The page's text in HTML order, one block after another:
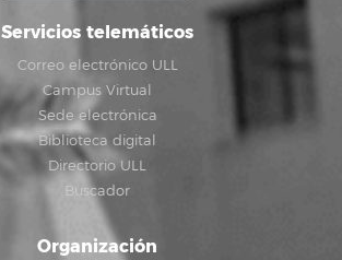
Servicios telemáticos
Correo electrónico ULL
Campus Virtual
Sede electrónica
Biblioteca digital
Directorio ULL
Buscador
Organización